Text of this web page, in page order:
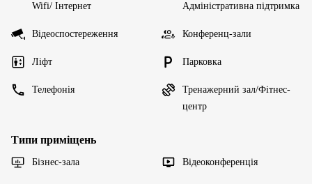
Wifi/ Інтернет Адміністративна підтримка
Відеоспостереження Конференц-зали
Ліфт Парковка
Телефонія
Тренажерний зал/Фітнес-
центр
Типи приміщень
Бізнес-зала Відеоконференція